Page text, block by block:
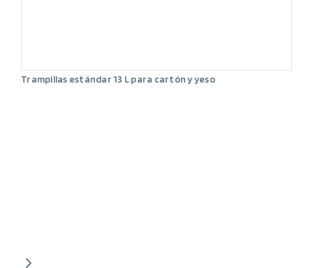
Trampillas estándar 13 L para cartón y yeso